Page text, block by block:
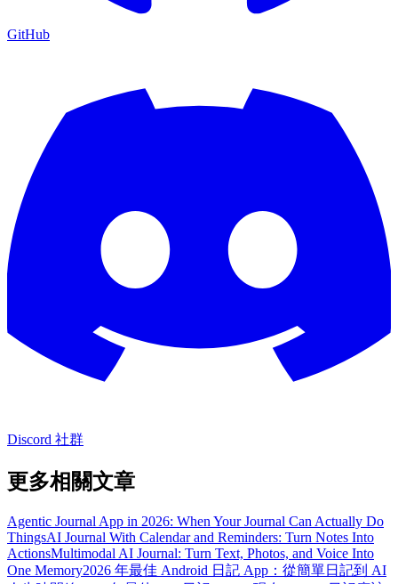
GitHub
Discord 社群
更多相關文章
Agentic Journal App in 2026: When Your Journal Can Actually Do
ThingsAI Journal With Calendar and Reminders: Turn Notes Into
ActionsMultimodal AI Journal: Turn Text, Photos, and Voice Into
One Memory2026 年最佳 Android 日記 App：從簡單日記到 AI